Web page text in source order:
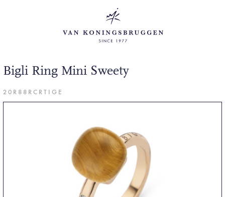
Bigli Ring Mini Sweety
20R88RCRTIGE